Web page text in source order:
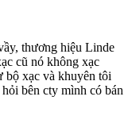
thương hiệu Linde
cũ nó không xạc
bộ xạc và khuyên tôi
bên cty mình có bán